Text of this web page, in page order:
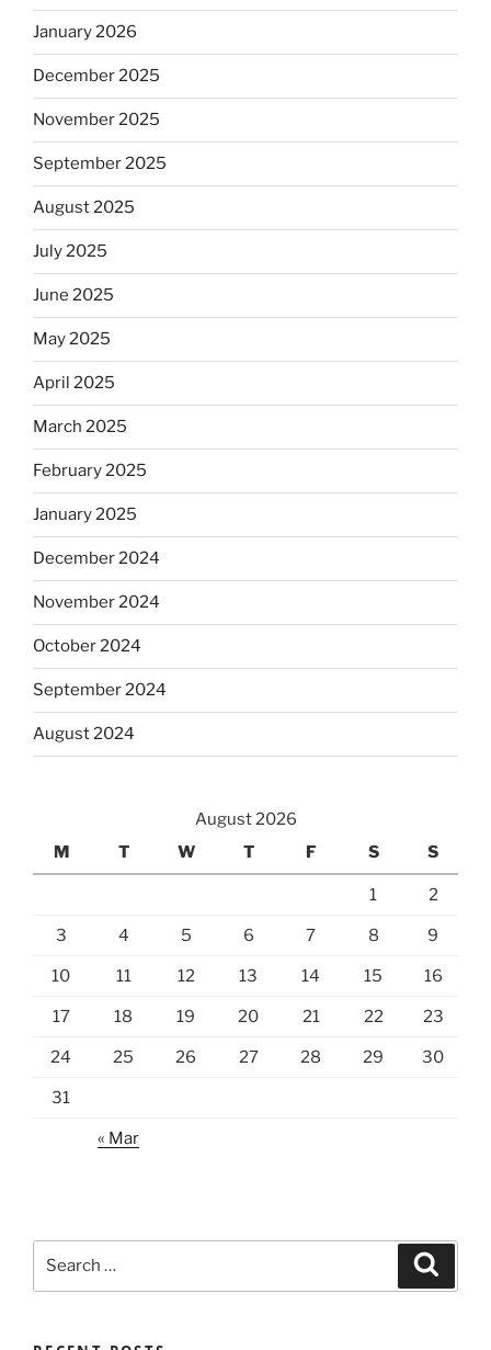
January 2026
December 2025
November 2025
September 2025
August 2025
July 2025
June 2025
May 2025
April 2025
March 2025
February 2025
January 2025
December 2024
November 2024
October 2024
September 2024
August 2024
August 2026
M
T W T F S S
1 2
3 4 5 6 7 8 9
10 11 12 13 14 15 16
17 18 19 20 21 22 23
24 25 26 27 28 29 30
31
« Mar